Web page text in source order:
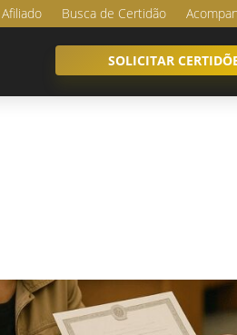
Afiliado Busca de Certidão
SOLICITAR